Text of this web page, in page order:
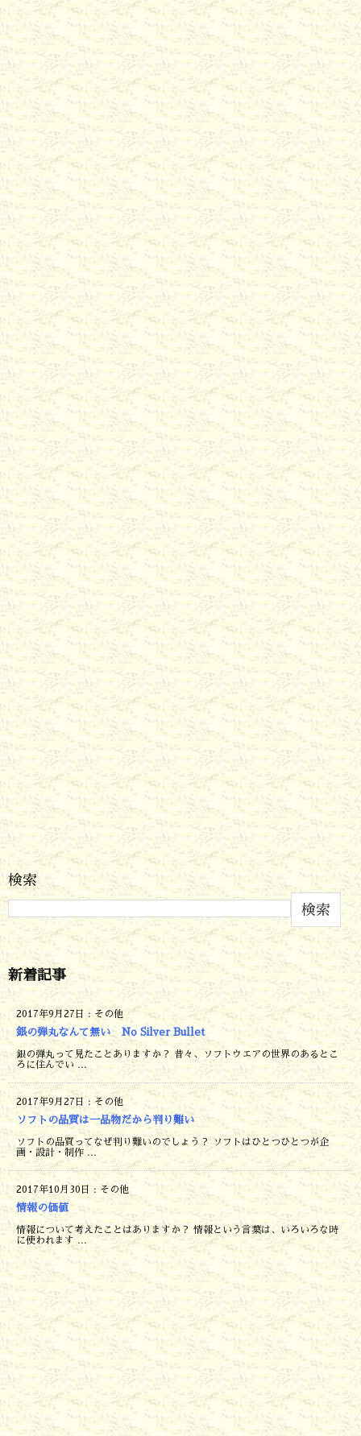
検索
検索
新着記事
2017年9月27日 : その他
銀の弾丸なんて無い No Silver Bullet
銀の弾丸って見たことありますか？ 昔々、ソフトウエアの世界のあるとこ
ろに住んでい ...
2017年9月27日 : その他
ソフトの品質は一品物だから判り難い
ソフトの品質ってなぜ判り難いのでしょう？ ソフトはひとつひとつが企
画・設計・制作 ...
2017年10月30日 : その他
情報の価値
情報について考えたことはありますか？ 情報という言葉は、いろいろな時
に使われます ...